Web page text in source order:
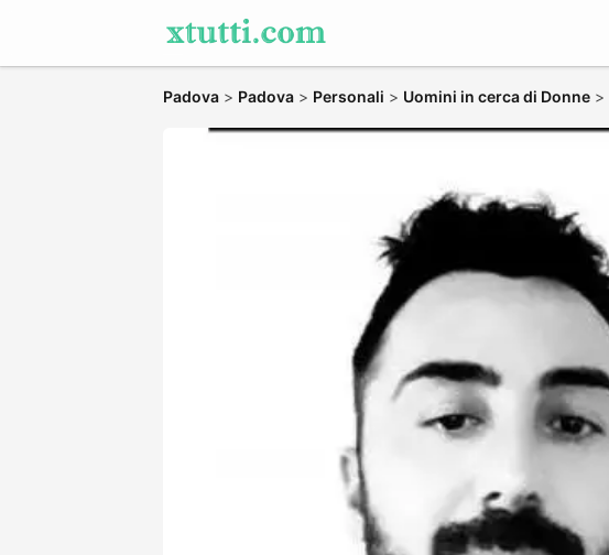
Padova > Padova > Personali > Uomini in cerca di Donne >